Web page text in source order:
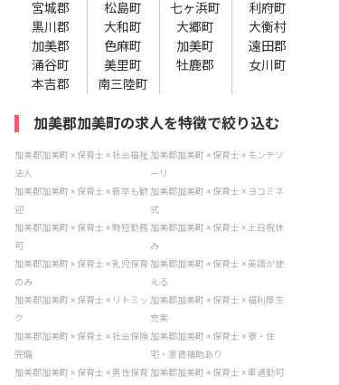
宮城郡
松島町 七ヶ浜町
利府町
黒川郡
大和町 大郷町
大衡村
加美郡
色麻町 加美町
遠田郡
涌谷町
美里町 牡鹿郡
女川町
本吉郡
南三陸町
加美郡加美町の求人を特徴で絞り込む
加美郡加美町 × 保育士 × 社会福祉
法人
加美郡加美町 × 保育士 × モンテソ
ーリ
加美郡加美町 × 保育士 × 新卒も歓
迎
加美郡加美町 × 保育士 × ヨコミネ
式
加美郡加美町 × 保育士 × 時短勤務
可
加美郡加美町 × 保育士 × 土日祝休
み
加美郡加美町 × 保育士 × 乳児保育
のみ
加美郡加美町 × 保育士 × 英語が使
える
加美郡加美町 × 保育士 × リトミッ
ク
加美郡加美町 × 保育士 × 福利厚生
充実
加美郡加美町 × 保育士 × 社会保険
完備
加美郡加美町 × 保育士 × 寮・住
宅・家賃補助あり
加美郡加美町 × 保育士 × 男性保育 加美郡加美町 × 保育士 × 車通勤可